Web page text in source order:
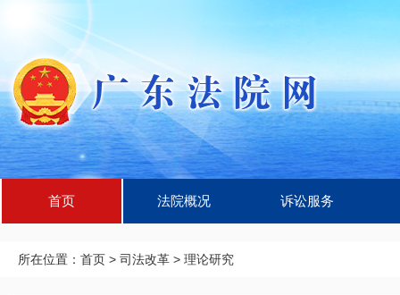
首页 法院概况 诉讼服务
所在位置： 首页 > 司法改革 > 理论研究